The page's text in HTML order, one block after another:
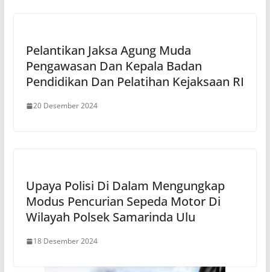
Pelantikan Jaksa Agung Muda
Pengawasan Dan Kepala Badan
Pendidikan Dan Pelatihan Kejaksaan RI
20 Desember 2024
Upaya Polisi Di Dalam Mengungkap
Modus Pencurian Sepeda Motor Di
Wilayah Polsek Samarinda Ulu
18 Desember 2024